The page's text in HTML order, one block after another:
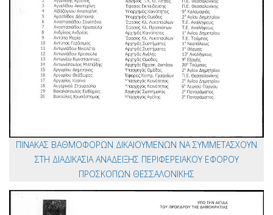
ΠΙΝΑΚΑΣ ΒΑΘΜΟΦΟΡΩΝ ΔΙΚΑΙΟΥΜΕΝΩΝ ΝΑ ΣΥΜΜΕΤΑΣΧΟΥΝ
ΣΤΗ ΔΙΑΔΙΚΑΣΙΑ ΑΝΑΔΕΙΞΗΣ ΠΕΡΙΦΕΡΕΙΑΚΟΥ ΕΦΟΡΟΥ
ΠΡΟΣΚΟΠΩΝ ΘΕΣΣΑΛΟΝΙΚΗΣ